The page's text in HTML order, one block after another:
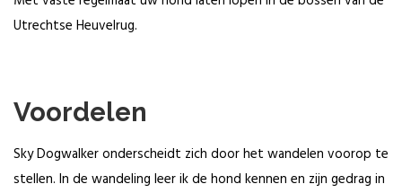
Utrechtse Heuvelrug.
Voordelen
Sky Dogwalker onderscheidt zich door het wandelen voorop te
stellen. In de wandeling leer ik de hond kennen en zijn gedrag in